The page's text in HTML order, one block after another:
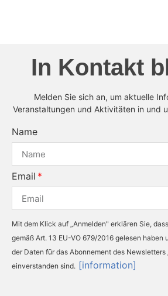
In Kontakt
Melden Sie sich an, um aktuelle
Veranstaltungen und Aktivitäten in und
Name
Email
Mit dem Klick auf „Anmelden" erklären Sie,
gemäß Art. 13 EU-VO 679/2016 gelesen haben
der Daten für das Abonnement des Newsletters
einverstanden sind. [information]